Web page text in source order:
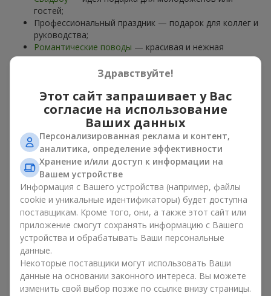
гостей;
Профессиональный праздник — подарок для коллег и
руководства;
Романтические поводы — красивая и нежная
композиция;
Корпоративные события— подарок деловому
Цветочная корзина — универсальный подарок для любого
возраста. Стильные ручные композиции позволяют
передать любые эмоции: благодарность, восхищение,
поддержку,любовь.
Виды цветочных корзин в г.
Михайловка: классика,
романтика, минимализм
Ассортимент цветочных корзин на flowers.uaвключает
варианты на любой вкус:
Классические композиции— сочетанияроз, лилий,
хризантемв строгих формах;
Романтические варианты — корзины в пастельных
Здравствуйте!
Этот сайт запрашивает у Вас
согласие на использование
Ваших данных
Персонализированная реклама и контент,
аналитика, определение эффективности
Хранение и/или доступ к информации на
Вашем устройстве
Информация с Вашего устройства (например, файлы
cookie и уникальные идентификаторы) будет доступна
поставщикам. Кроме того, они, а также этот сайт или
приложение смогут сохранять информацию с Вашего
устройства и обрабатывать Ваши персональные
данные.
Некоторые поставщики могут использовать Ваши
данные на основании законного интереса. Вы можете
изменить свой выбор позже по ссылке внизу страницы.